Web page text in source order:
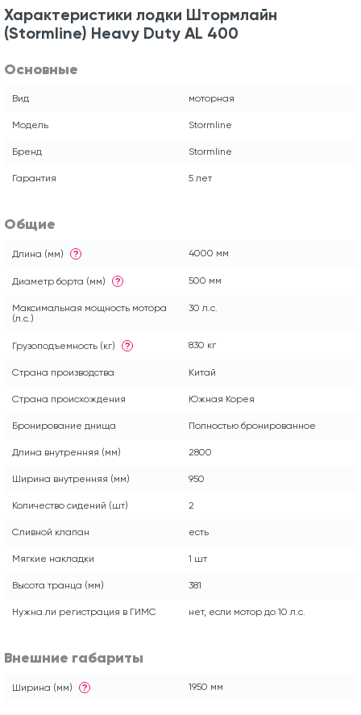
Характеристики лодки Штормлайн
(Stormline) Heavy Duty AL 400
Основные
Вид моторная
Модель Stormline
Бренд Stormline
Гарантия 5 лет
Общие
Длина (мм) ? 4000 мм
Диаметр борта (мм) ? 500 мм
Максимальная мощность мотора
(л.с.)
30 л.с.
Грузоподъемность (кг) ? 830 кг
Страна производства Китай
Страна происхождения Южная Корея
Бронирование днища Полностью бронированное
Длина внутренняя (мм) 2800
Ширина внутренняя (мм) 950
Количество сидений (шт) 2
Сливной клапан есть
Мягкие накладки 1 шт
Высота транца (мм) 381
Нужна ли регистрация в ГИМС нет, если мотор до 10 л.с.
Внешние габариты
Ширина (мм) ? 1950 мм